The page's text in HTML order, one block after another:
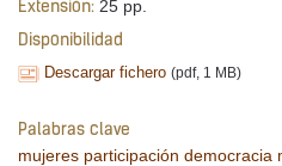
Extensión: 25 pp.
Disponibilidad
Descargar fichero (pdf, 1 MB)
Palabras clave
mujeres participación democracia